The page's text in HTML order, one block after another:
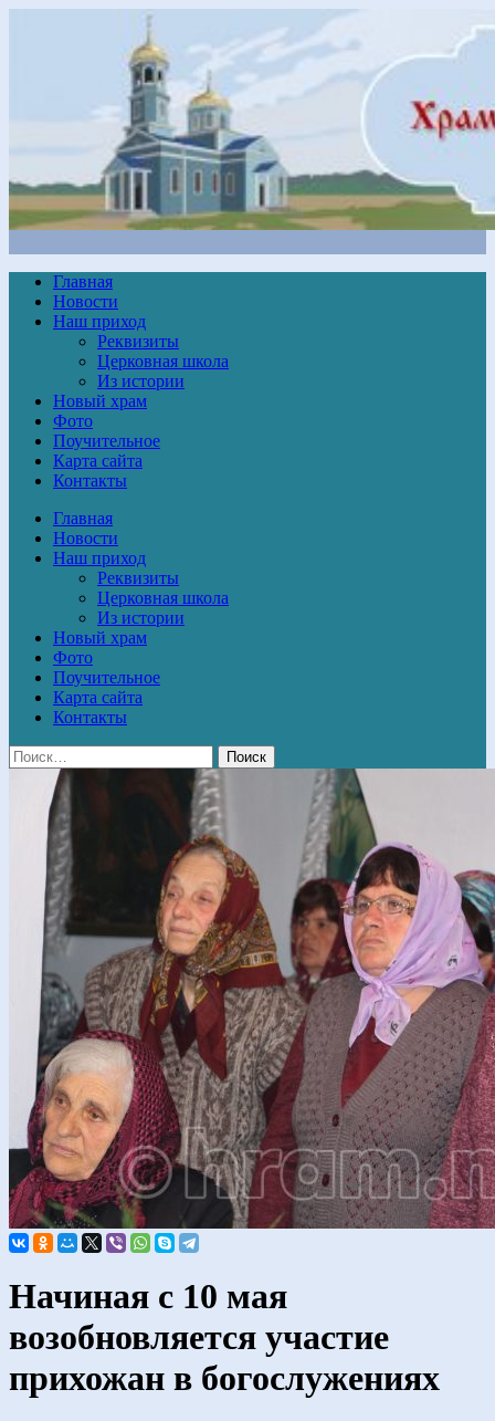
Главная
Новости
Наш приход
Реквизиты
Церковная школа
Из истории
Новый храм
Фото
Поучительное
Карта сайта
Контакты
Главная
Новости
Наш приход
Реквизиты
Церковная школа
Из истории
Новый храм
Фото
Поучительное
Карта сайта
Контакты
Начиная с 10 мая
возобновляется участие
прихожан в богослужениях